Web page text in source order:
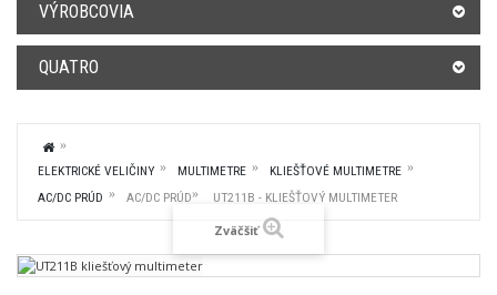
VÝROBCOVIA
QUATRO
ELEKTRICKÉ VELIČINY MULTIMETRE
KLIEŠŤOVÉ MULTIMETRE
AC/DC PRÚD
AC/DC PRÚD UT211B - KLIEŠŤOVÝ MULTIMETER
Zväčšiť